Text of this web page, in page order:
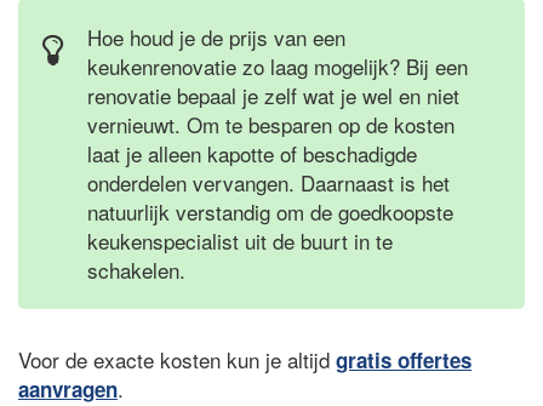
Hoe houd je de prijs van een
keukenrenovatie zo laag mogelijk? Bij een
renovatie bepaal je zelf wat je wel en niet
vernieuwt. Om te besparen op de kosten
laat je alleen kapotte of beschadigde
onderdelen vervangen. Daarnaast is het
natuurlijk verstandig om de goedkoopste
keukenspecialist uit de buurt in te
schakelen.
Voor de exacte kosten kun je altijd gratis offertes
aanvragen.